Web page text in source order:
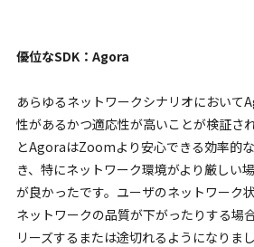
優位なSDK：Agora
あらゆるネットワークシナリオにおいて
性があるかつ適応性が高いことが検証さ
とAgoraはZoomより安心できる効率的
き、特にネットワーク環境がより厳しい
が良かったです。ユーザのネットワーク
ネットワークの品質が下がったりする場
リーズするまたは途切れるようになりま